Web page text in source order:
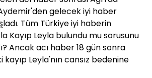
gelecek iyi haber
Tüm Türkiye iyi haberin
Kayıp Leyla bulundu mu sorusunu
Ancak acı haber 18 gün sonra
kayıp Leyla'nın cansız bedenine